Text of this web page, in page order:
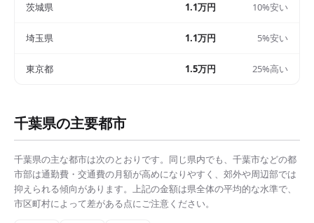
茨城県 1.1万円 10%安い
埼玉県 1.1万円 5%安い
東京都 1.5万円 25%高い
千葉県の主要都市
千葉県の主な都市は次のとおりです。同じ県内でも、 千葉市などの都
市部は通勤費・交通費の月額が高めになりやすく、郊外や周辺部では
抑えられる傾向があります。上記の金額は県全体の平均的な水準で、
市区町村によって差がある点にご注意ください。